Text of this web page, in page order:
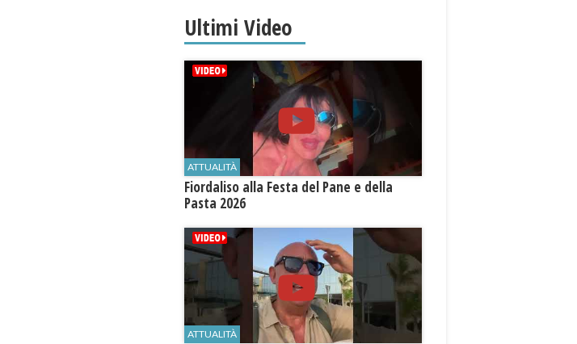
Ultimi Video
ATTUALITÀ
Fiordaliso alla Festa del Pane e della
Pasta 2026
ATTUALITÀ